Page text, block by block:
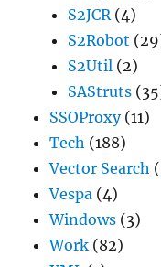
S2JCR(4)
S2Robot
S2Util (2)
SAStruts
SSOProxy(11)
Tech (188)
Vector Search
Vespa (4)
Windows (3)
Work (82)